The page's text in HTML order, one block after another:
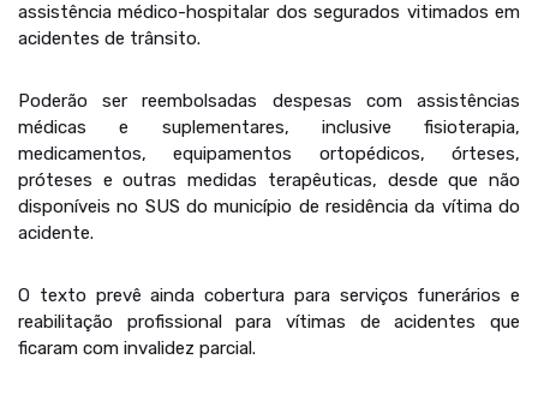
assistência médico-hospitalar dos segurados vitimados em
acidentes de trânsito.
Poderão ser reembolsadas despesas com assistências
médicas e suplementares, inclusive fisioterapia,
medicamentos, equipamentos ortopédicos, órteses,
próteses e outras medidas terapêuticas, desde que não
disponíveis no SUS do município de residência da vítima do
acidente.
O texto prevê ainda cobertura para serviços funerários e
reabilitação profissional para vítimas de acidentes que
ficaram com invalidez parcial.